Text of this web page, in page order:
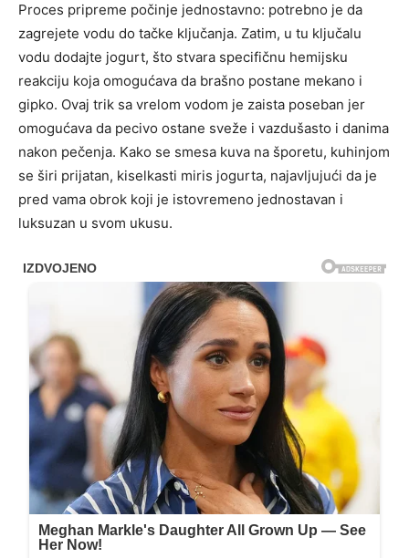
Proces pripreme počinje jednostavno: potrebno je da
zagrejete vodu do tačke ključanja. Zatim, u tu ključalu
vodu dodajte jogurt, što stvara specifičnu hemijsku
reakciju koja omogućava da brašno postane mekano i
gipko. Ovaj trik sa vrelom vodom je zaista poseban jer
omogućava da pecivo ostane sveže i vazdušasto i danima
nakon pečenja. Kako se smesa kuva na šporetu, kuhinjom
se širi prijatan, kiselkasti miris jogurta, najavljujući da je
pred vama obrok koji je istovremeno jednostavan i
luksuzan u svom ukusu.